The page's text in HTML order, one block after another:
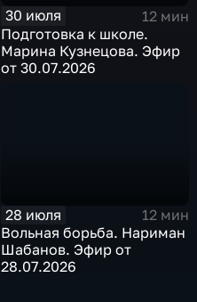
30 июля
12 мин
Подготовка к школе.
Марина Кузнецова. Эфир
от 30.07.2026
28 июля
12 мин
Вольная борьба. Нариман
Шабанов. Эфир от
28.07.2026